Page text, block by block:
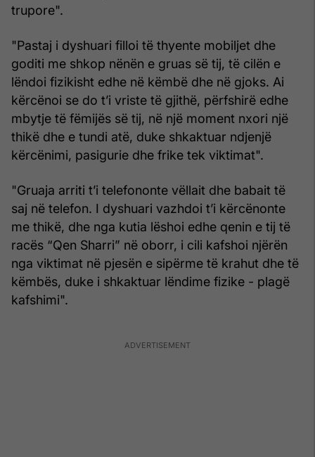
trupore".
"Pastaj i dyshuari filloi të thyente mobiljet dhe
goditi me shkop nënën e gruas së tij, të cilën e
lëndoi fizikisht edhe në këmbë dhe në gjoks. Ai
kërcënoi se do t’i vriste të gjithë, përfshirë edhe
mbytje të fëmijës së tij, në një moment nxori një
thikë dhe e tundi atë, duke shkaktuar ndjenjë
kërcënimi, pasigurie dhe frike tek viktimat".
"Gruaja arriti t’i telefononte vëllait dhe babait të
saj në telefon. I dyshuari vazhdoi t’i kërcënonte
me thikë, dhe nga kutia lëshoi edhe qenin e tij të
racës “Qen Sharri” në oborr, i cili kafshoi njërën
nga viktimat në pjesën e sipërme të krahut dhe të
këmbës, duke i shkaktuar lëndime fizike - plagë
kafshimi".